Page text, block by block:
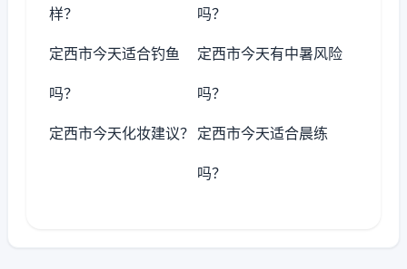
样？ 吗？
定西市今天适合钓鱼
吗？
定西市今天有中暑风险
吗？
定西市今天化妆建议？ 定西市今天适合晨练
吗？